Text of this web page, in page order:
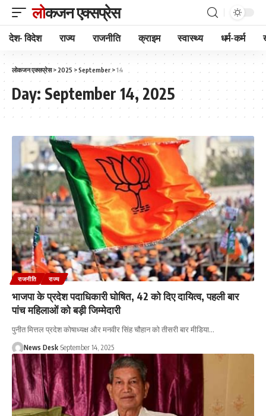
लोकजन एक्सप्रेस
देश- विदेश राज्य राजनीति क्राइम स्वास्थ्य धर्म-कर्म
लोकजन एक्सप्रेस> 2025 >September >14
Day: September 14, 2025
राजनीति राज्य
भाजपा के प्रदेश पदाधिकारी घोषित, 42 को दिए दायित्व, पहली बार
पांच महिलाओं को बड़ी जिम्मेदारी
पुनीत मित्तल प्रदेश कोषाध्यक्ष और मनवीर सिंह चौहान को तीसरी बार मीडिया…
News Desk September 14, 2025